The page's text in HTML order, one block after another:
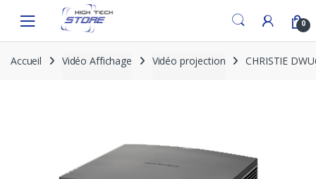
navigation
content
0
Accueil Vidéo Affichage Vidéo projection CHRISTIE